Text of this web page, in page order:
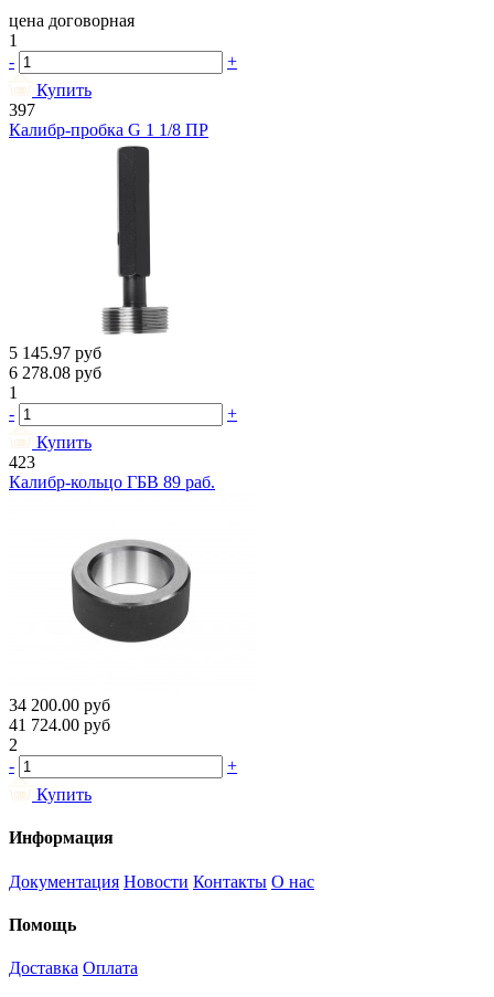
цена договорная
1
-
+
Купить
397
Калибр-пробка G 1 1/8 ПР
5 145.97 руб
6 278.08 руб
1
-
+
Купить
423
Калибр-кольцо ГБВ 89 раб.
34 200.00 руб
41 724.00 руб
2
-
+
Купить
Информация
Документация Новости Контакты О нас
Помощь
Доставка Оплата